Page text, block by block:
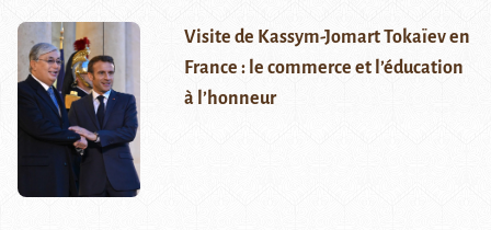
Visite de Kassym-Jomart Tokaïev en
France : le commerce et l’éducation
à l’honneur